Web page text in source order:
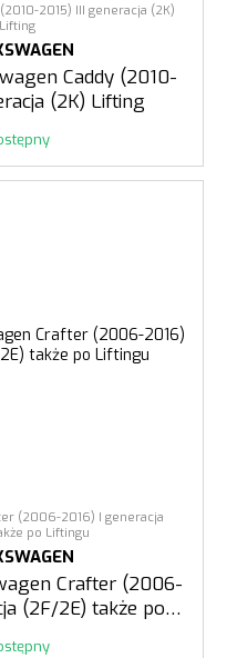
2015) III generacja (2K)
Lifting
Caddy (2010-
(2K) Lifting
(2006-2016) I generacja
po Liftingu
Crafter (2006-
(2F/2E) także po